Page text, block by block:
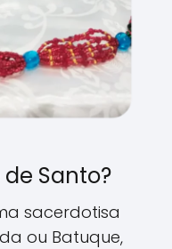
Santo?
sacerdotisa
ou Batuque,